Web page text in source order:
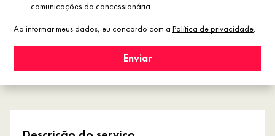
comunicações da concessionária.
Ao informar meus dados, eu concordo com a Política de privacidade.
Enviar